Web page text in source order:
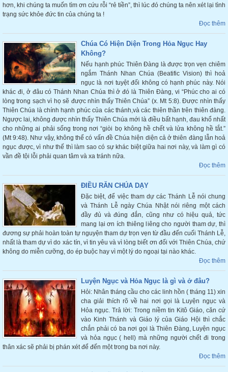
hơn, khi chúng ta muốn tìm ơn cứu rỗi “rẻ tiền”, thì lúc đó chúng ta nên xét lại tình
trạng sức khỏe đức tin của chúng ta !
Đọc thêm
Chúa Có Hiện Diện Trong Hỏa Ngục Hay
Không?
Nếu hạnh phúc Thiên Đàng là được trọn vẹn chiêm
ngắm Thánh Nhan Chúa (Beatific Vision) thì hoả
ngục là nơi tuyệt đối không có hạnh phúc này. Nói
khác đi, ở đâu có Thánh Nhan Chúa thì ở đó là Thiên Đàng, vi “Phúc cho ai có
lòng trong sạch vì họ sẽ được nhìn thấy Thiên Chúa” (x. Mt 5:8). Được nhìn thấy
Thiên Chúa là chính hạnh phúc của các thánh,và các thiên thần trên thiên đàng.
Ngược lai, không được nhìn thấy Thiên Chúa mới là điều bất hạnh, đau khổ nhất
cho những ai phải sống trong nơi “giòi bọ không hề chết và lửa không hề tắt.”
(Mt 9:48). Như vậy, không thể có vấn đề Chúa hiện diện cả ở thiên đàng lẫn hoả
ngục được, vì như thế thì làm sao có sự khác biệt giữa hai nơi này, và làm gì có
vần đề tội lỗi phải quan tâm và xa tránh nữa.
Đọc thêm
ĐIỀU RĂN CHÚA DẠY
Đặc biệt, để việc tham dự các Thánh Lễ nói chung
và Thánh Lễ ngày Chúa Nhật nói riêng một cách
đầy đủ và đúng đắn, cũng như có hiệu quả, tức
mang lại ơn ích thiêng liêng cho người tham dự, thì
đương sự phải hoàn toàn tự nguyện tham dự trọn vẹn từ đầu đến cuối Thánh Lễ,
nhất là tham dự vì do xác tín, vì tin yêu và vì lòng biết ơn đối với Thiên Chúa, chứ
không do miễn cưỡng, do ép buộc hay vì một lý do ngoại tại nào khác.
Đọc thêm
Luyện Ngục và Hỏa Ngục là gì và ở đâu?
Hỏi: Nhân tháng cầu cho các linh hồn ( tháng 11) xin
cha giải thích rõ về hai nơi gọi là Luyện ngục và
Hỏa ngục. Trả lời: Trong niềm tin Kitô Giáo, căn cứ
vào Kinh Thánh và Giáo lý của Giáo Hội thì chắc
chắn phải có ba nơi gọi là Thiên Đàng, Luyện ngục
và hỏa ngục ( hell) mà những người chết đi trong
thân xác sẽ phải bị phán xét để đến một trong ba nơi này.
Đọc thêm